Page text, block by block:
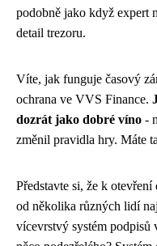
podobně jako když expert
detail trezoru.
Víte, jak funguje časový
ochrana ve VVS Finance.
dozrát jako dobré víno -
změnil pravidla hry. Máte
Představte si, že k
od několika různých lidí
vícevrstvý systém